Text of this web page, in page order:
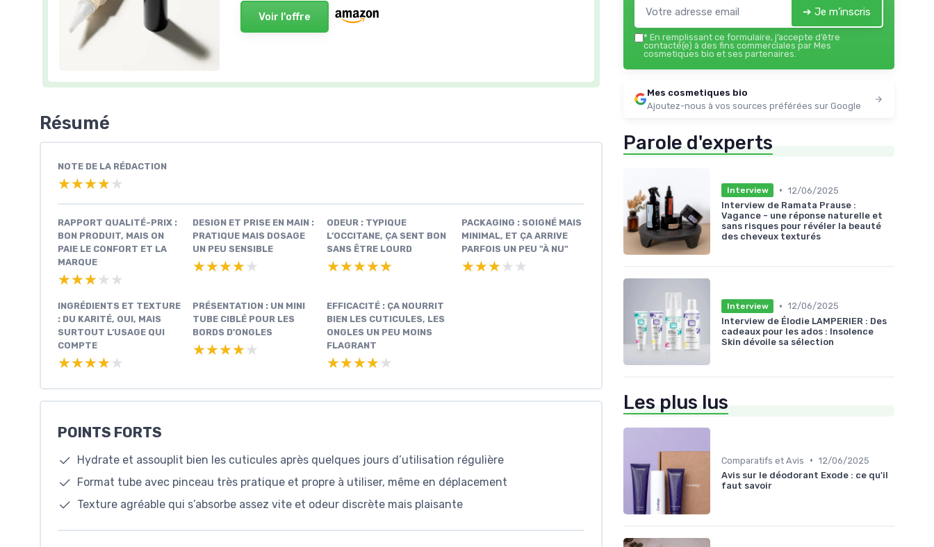
Voir l'offre
Résumé
NOTE DE LA RÉDACTION
★★★★★
★★★★★
RAPPORT QUALITÉ-PRIX :
BON PRODUIT, MAIS ON
PAIE LE CONFORT ET LA
MARQUE
★★★★★
★★★★★
DESIGN ET PRISE EN MAIN :
PRATIQUE MAIS DOSAGE
UN PEU SENSIBLE
★★★★★
★★★★★
ODEUR : TYPIQUE
L’OCCITANE, ÇA SENT BON
SANS ÊTRE LOURD
★★★★★
★★★★★
PACKAGING : SOIGNÉ MAIS
MINIMAL, ET ÇA ARRIVE
PARFOIS UN PEU "À NU"
★★★★★
★★★★★
INGRÉDIENTS ET TEXTURE
: DU KARITÉ, OUI, MAIS
SURTOUT L’USAGE QUI
COMPTE
★★★★★
★★★★★
PRÉSENTATION : UN MINI
TUBE CIBLÉ POUR LES
BORDS D’ONGLES
★★★★★
★★★★★
EFFICACITÉ : ÇA NOURRIT
BIEN LES CUTICULES, LES
ONGLES UN PEU MOINS
FLAGRANT
★★★★★
★★★★★
POINTS FORTS
Hydrate et assouplit bien les cuticules après quelques jours d’utilisation régulière
Format tube avec pinceau très pratique et propre à utiliser, même en déplacement
Texture agréable qui s’absorbe assez vite et odeur discrète mais plaisante
➔ Je m'inscris
* En remplissant ce formulaire, j’accepte d’être
contacté(e) à des fins commerciales par Mes
cosmetiques bio et ses partenaires.
Mes cosmetiques bio
Ajoutez-nous à vos sources préférées sur Google
Parole d'experts
Interview • 12/06/2025
Interview de Ramata Prause :
Vagance - une réponse naturelle et
sans risques pour révéler la beauté
des cheveux texturés
Interview • 12/06/2025
Interview de Élodie LAMPERIER : Des
cadeaux pour les ados : Insolence
Skin dévoile sa sélection
Les plus lus
Comparatifs et Avis • 12/06/2025
Avis sur le déodorant Exode : ce qu'il
faut savoir